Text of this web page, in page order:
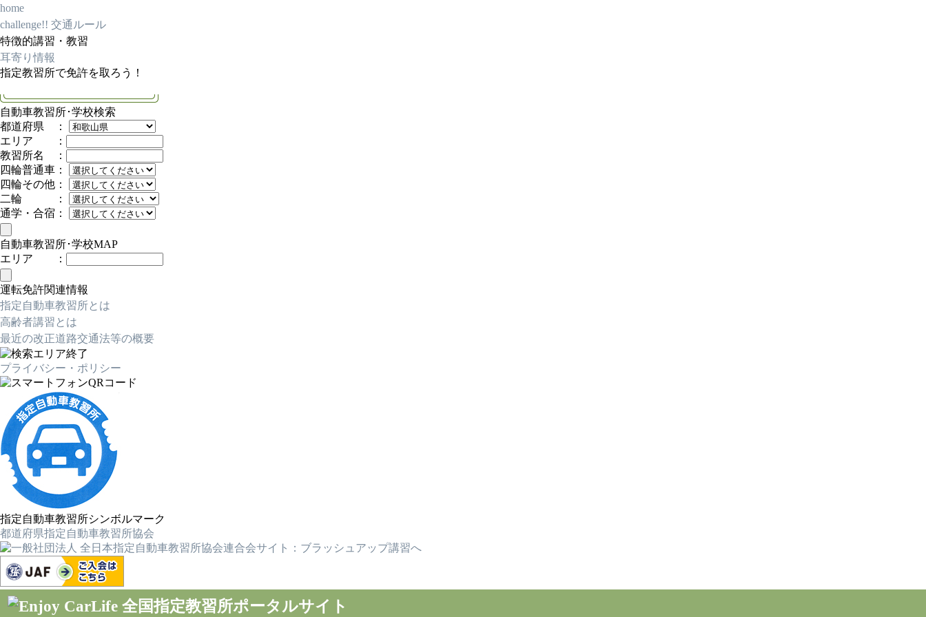
home
challenge!! 交通ルール
特徴的講習・教習
耳寄り情報
指定教習所で免許を取ろう！
自動車教習所･学校検索
都道府県 ：
エリア ：
教習所名 ：
四輪普通車：
四輪その他：
二輪 ：
通学・合宿：
自動車教習所･学校MAP
エリア ：
運転免許関連情報
指定自動車教習所とは
高齢者講習とは
最近の改正道路交通法等の概要
プライバシー・ポリシー
指定自動車教習所シンボルマーク
都道府県指定自動車教習所協会